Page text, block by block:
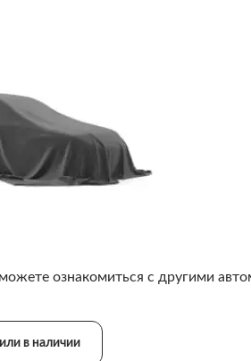
ознакомиться с другими
в наличии